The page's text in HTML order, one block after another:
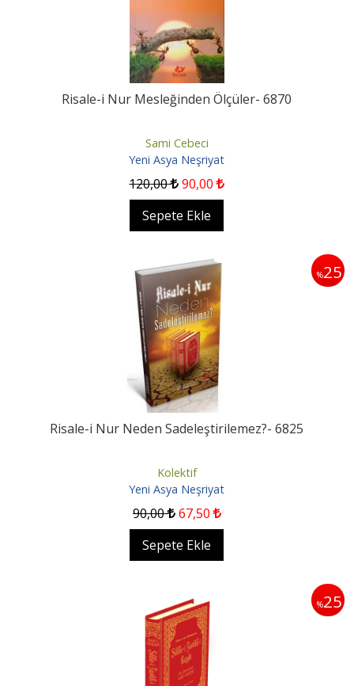
Risale-i Nur Mesleğinden Ölçüler- 6870
Sami Cebeci
Yeni Asya Neşriyat
120,00 90,00
Sepete Ekle
%25
Risale-i Nur Neden Sadeleştirilemez?- 6825
Kolektif
Yeni Asya Neşriyat
90,00 67,50
Sepete Ekle
%25